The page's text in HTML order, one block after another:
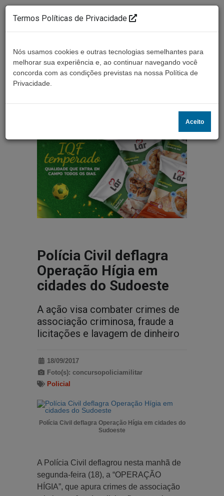
Polícia Civil deflagra
Operação Hígia em
cidades do Sudoeste
A ação visa combater crimes de
associação criminosa, fraude a
licitações e lavagem de dinheiro
18/09/2017
Foto(s): concursopoliciamilitar
Policial
Polícia Civil deflagra Operação Hígia em cidades do
Sudoeste
A Polícia Civil deflagrou nesta manhã de
segunda-feira (18), a “OPERAÇÃO
HÍGIA”, que apura crimes de associação
Termos Políticas de Privacidade
Nós usamos cookies e outras tecnologias semelhantes para
melhorar sua experiência e, ao continuar navegando você
concorda com as condições previstas na nossa Política de
Privacidade.
Aceito